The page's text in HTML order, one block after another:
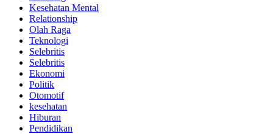
Kesehatan Mental
Relationship
Olah Raga
Teknologi
Selebritis
Selebritis
Ekonomi
Politik
Otomotif
kesehatan
Hiburan
Pendidikan